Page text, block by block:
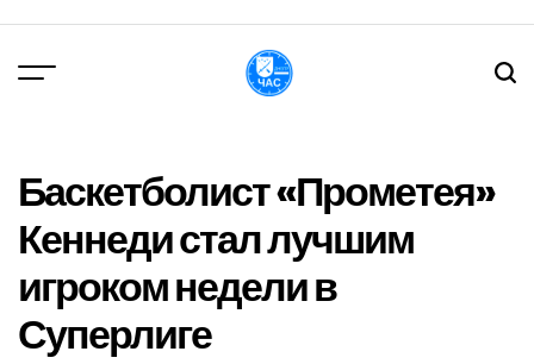
вмісту
Баскетболист «Прометея»
Кеннеди стал лучшим
игроком недели в
Суперлиге